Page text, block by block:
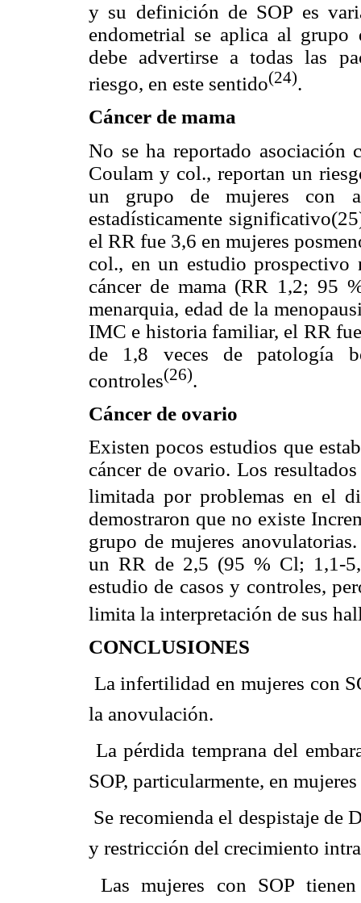
y su definición de SOP es
endometrial se aplica al grupo
debe advertirse a todas las
riesgo, en este sentido(24).
Cáncer de mama
No se ha reportado asociación
Coulam y col., reportan un
un grupo de mujeres con
estadísticamente
el RR fue 3,6 en mujeres
col., en un estudio prospectivo
cáncer de mama (RR 1,2; 95
menarquia, edad de la
IMC e historia familiar, el RR
de 1,8 veces de patología
controles(26).
Cáncer de ovario
Existen pocos estudios que
cáncer de ovario. Los
limitada por problemas en el
demostraron que no existe
grupo de mujeres
un RR de 2,5 (95 % Cl; 1,1-
estudio de casos y controles,
limita la interpretación de sus
CONCLUSIONES
 La infertilidad en mujeres con
la anovulación.
 La pérdida temprana del
SOP, particularmente, en
 Se recomienda el despistaje
y restricción del crecimiento
 Las mujeres con SOP